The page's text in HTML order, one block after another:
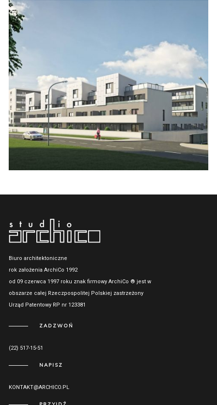
Biuro architektoniczne
rok założenia ArchiCo 1992
od 09 czerwca 1997 roku znak firmowy ArchiCo ® jest w
obszarze całej Rzeczpospolitej Polskiej zastrzeżony
Urząd Patentowy RP nr 123381
ZADZWOŃ
(22) 517-15-51
NAPISZ
KONTAKT@ARCHICO.PL